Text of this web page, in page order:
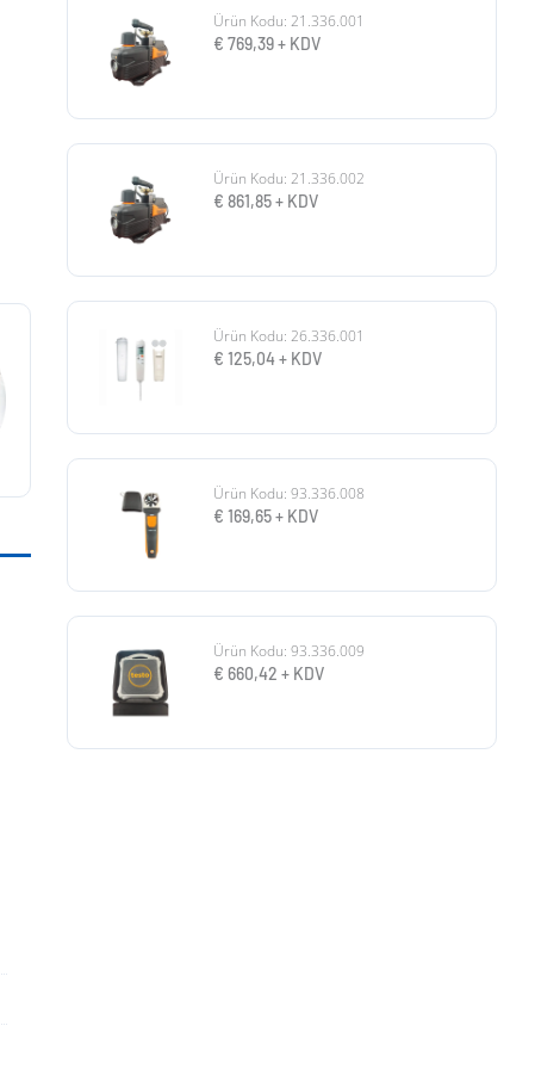
Ürün Kodu: 21.336.001
€ 769,39+ KDV
Ürün Kodu: 21.336.002
€ 861,85+ KDV
Ürün Kodu: 26.336.001
€ 125,04+ KDV
Ürün Kodu: 93.336.008
€ 169,65+ KDV
Ürün Kodu: 93.336.009
€ 660,42 + KDV